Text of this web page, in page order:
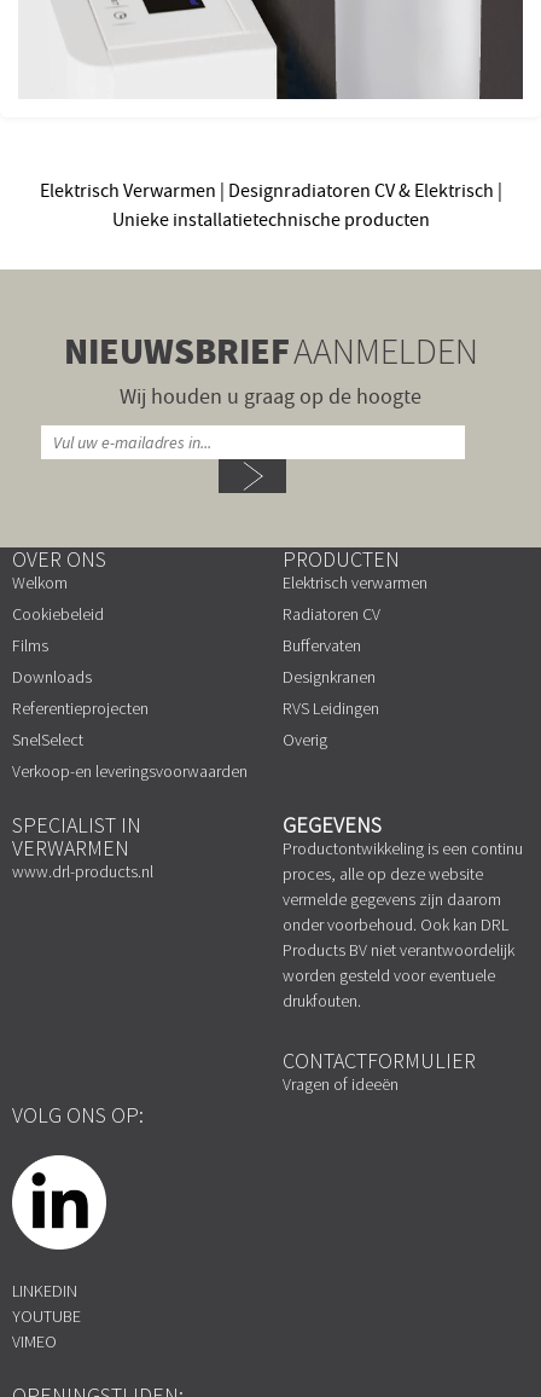
Elektrisch Verwarmen | Designradiatoren CV & Elektrisch |
Unieke installatietechnische producten
NIEUWSBRIEFAANMELDEN
Wij houden u graag op de hoogte
OVER ONS
Welkom
Cookiebeleid
Films
Downloads
Referentieprojecten
SnelSelect
Verkoop-en leveringsvoorwaarden
PRODUCTEN
Elektrisch verwarmen
Radiatoren CV
Buffervaten
Designkranen
RVS Leidingen
Overig
SPECIALIST IN
VERWARMEN
www.drl-products.nl
GEGEVENS
Productontwikkeling is een continu
proces, alle op deze website
vermelde gegevens zijn daarom
onder voorbehoud. Ook kan DRL
Products BV niet verantwoordelijk
worden gesteld voor eventuele
drukfouten.
CONTACTFORMULIER
Vragen of ideeën
VOLG ONS OP:
LINKEDIN
YOUTUBE
VIMEO